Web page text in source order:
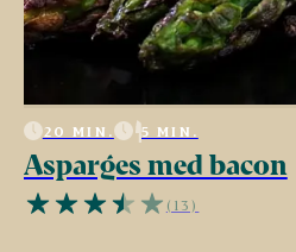
20 MIN. 5 MIN.
Asparges med bacon
(13)